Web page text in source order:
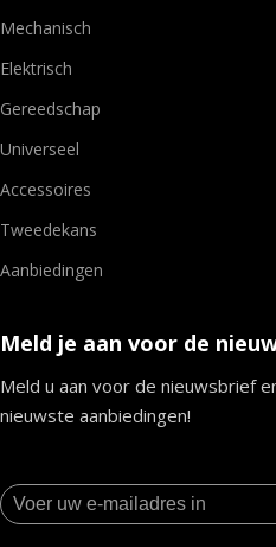
Mechanisch
Elektrisch
Gereedschap
Universeel
Accessoires
Tweedekans
Aanbiedingen
Meld je aan voor de
Meld u aan voor de nieuwsbrief
nieuwste aanbiedingen!